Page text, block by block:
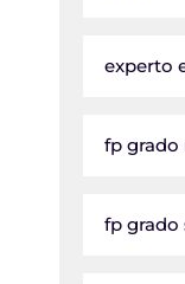
experto
fp grado
fp grado